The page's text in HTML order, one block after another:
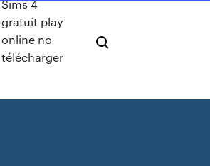
Sims 4
gratuit play
online no
télécharger